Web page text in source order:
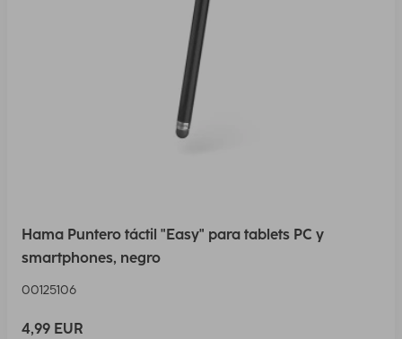
Hama Puntero táctil "Easy" para tablets PC y
smartphones, negro
00125106
4,99 EUR